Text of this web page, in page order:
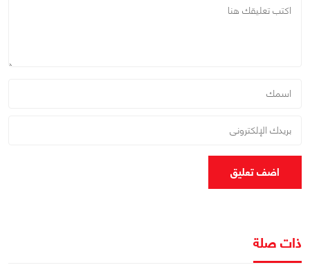
اضف تعليق
ذات صلة